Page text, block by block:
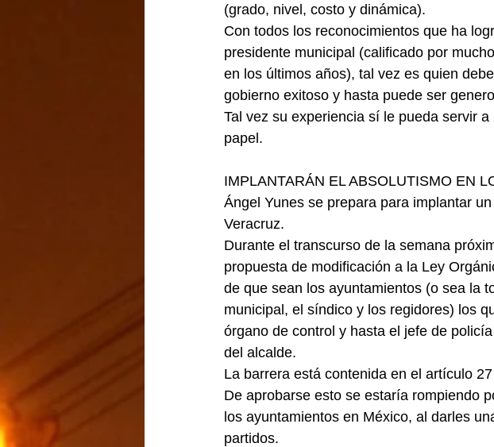
(grado, nivel, costo y dinámica).
Con todos los reconocimientos que ha
presidente municipal (calificado por
en los últimos años), tal vez es quien
gobierno exitoso y hasta puede ser
Tal vez su experiencia sí le pueda servir
papel.
IMPLANTARÁN EL ABSOLUTISMO EN
Ángel Yunes se prepara para implantar
Veracruz.
Durante el transcurso de la semana
propuesta de modificación a la Ley
de que sean los ayuntamientos (o sea la
municipal, el síndico y los regidores) los
órgano de control y hasta el jefe de
del alcalde.
La barrera está contenida en el artículo
De aprobarse esto se estaría rompiendo
los ayuntamientos en México, al darles
partidos.